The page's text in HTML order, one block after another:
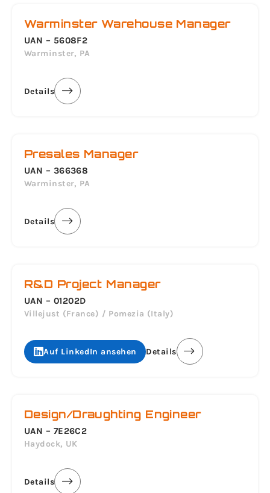
Warminster Warehouse Manager
UAN – 5608F2
Warminster, PA
Details
Presales Manager
UAN – 366368
Warminster, PA
Details
R&D Project Manager
UAN – 01202D
Villejust (France) / Pomezia (Italy)
Auf LinkedIn ansehen Details
Design/Draughting Engineer
UAN – 7E26C2
Haydock, UK
Details